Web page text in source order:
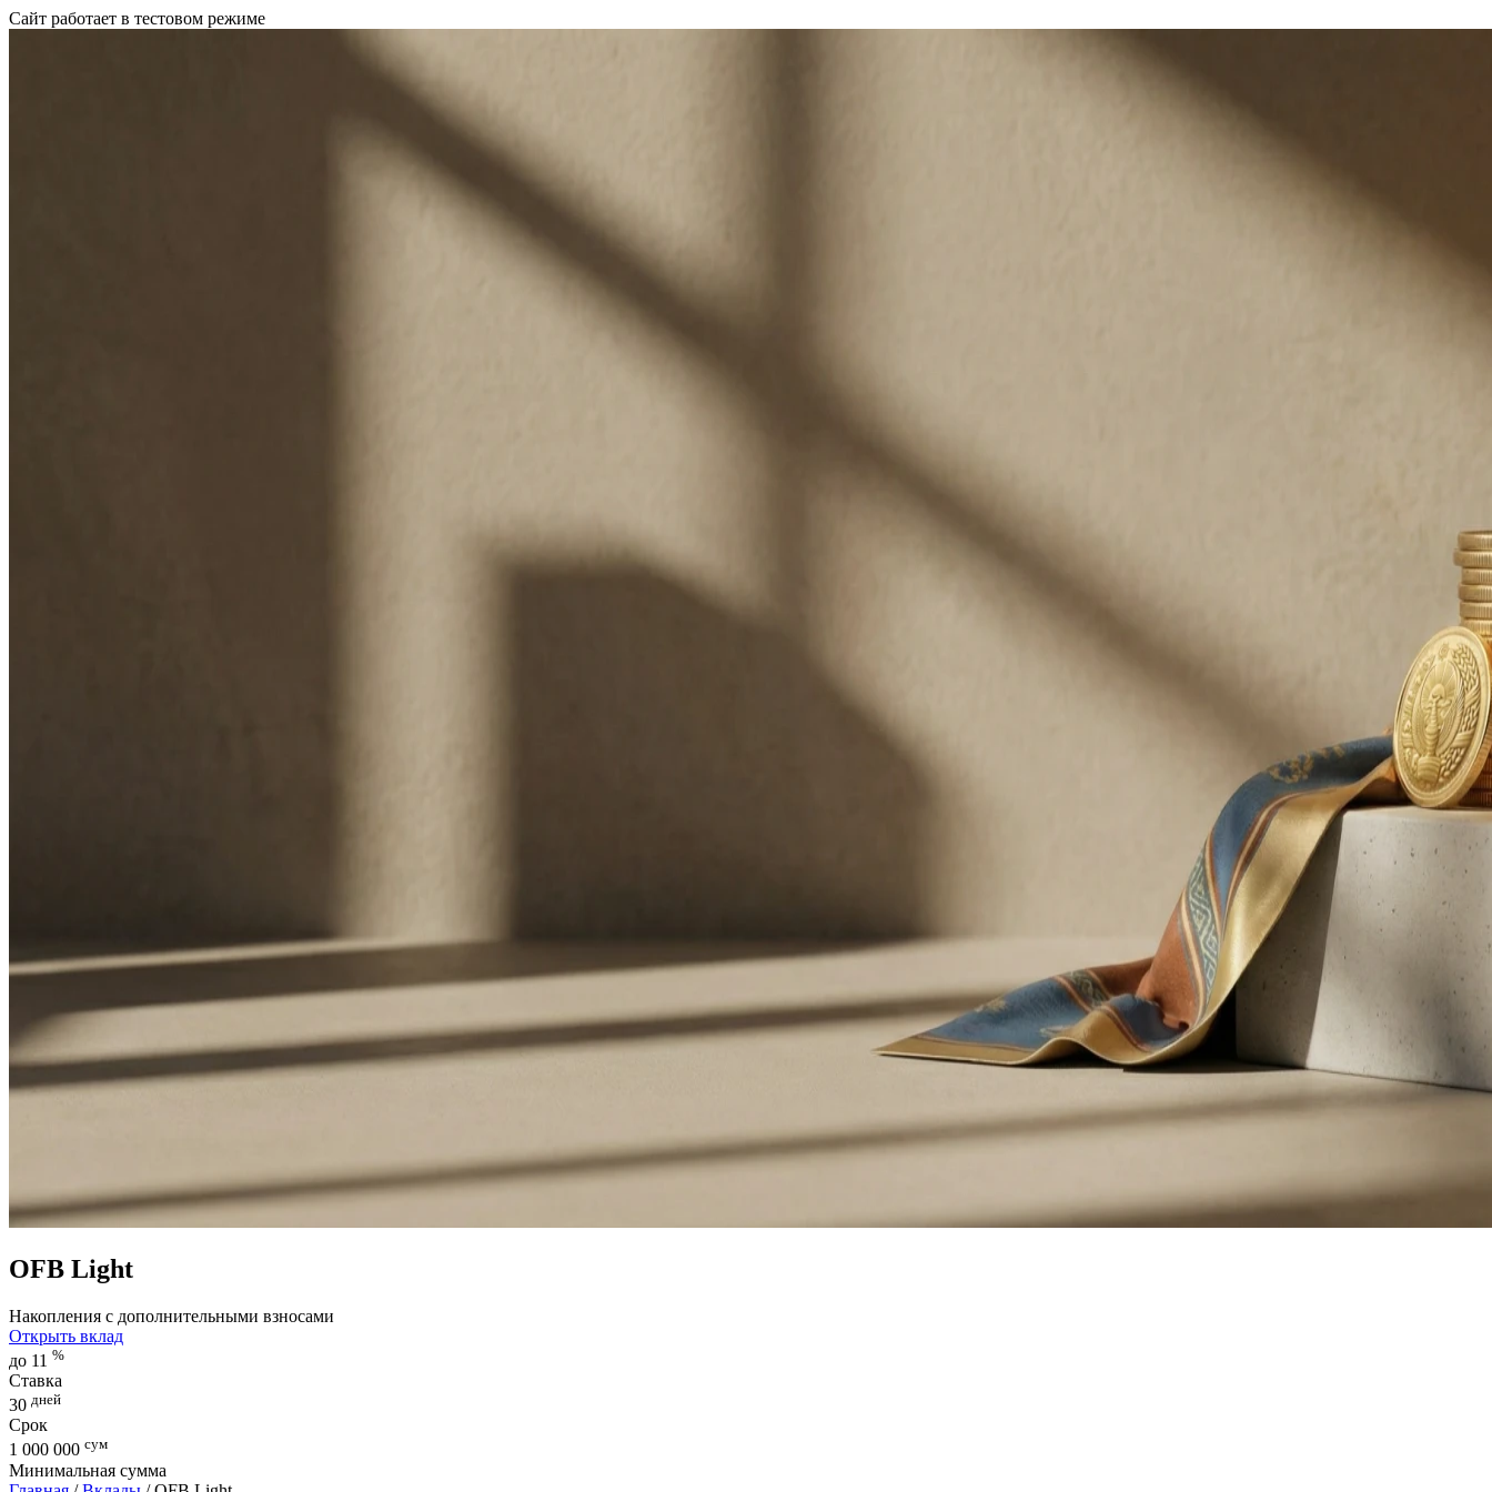
Сайт работает в тестовом режиме
OFB Light
Накопления с дополнительными взносами
Открыть вклад
до 11 %
Ставка
30 дней
Срок
1 000 000 сум
Минимальная сумма